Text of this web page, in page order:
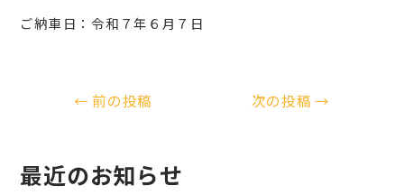
ご納車日：令和７年６月７日
← 前の投稿 次の投稿→
最近のお知らせ